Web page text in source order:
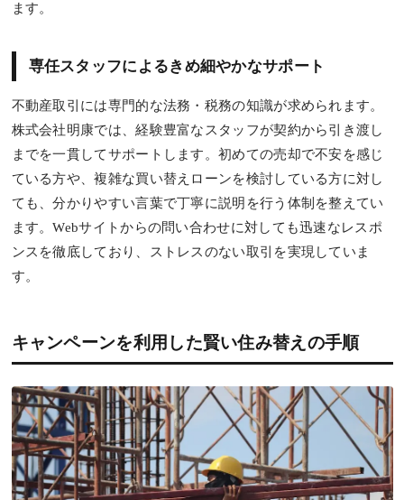
ます。
専任スタッフによるきめ細やかなサポート
不動産取引には専門的な法務・税務の知識が求められます。
株式会社明康では、経験豊富なスタッフが契約から引き渡し
までを一貫してサポートします。初めての売却で不安を感じ
ている方や、複雑な買い替えローンを検討している方に対し
ても、分かりやすい言葉で丁寧に説明を行う体制を整えてい
ます。Webサイトからの問い合わせに対しても迅速なレスポ
ンスを徹底しており、ストレスのない取引を実現していま
す。
キャンペーンを利用した賢い住み替えの手順